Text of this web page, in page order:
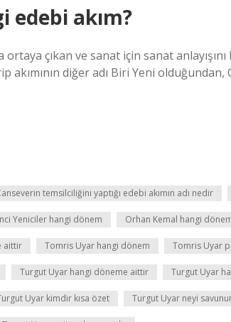
edebi akım?
ortaya çıkan ve sanat için sanat
akımının diğer adı Biri Yeni
temsilciliğini yaptığı edebi akımın adı nedir
Yeniciler hangi dönem Orhan Kemal hangi
aittir Tomris Uyar hangi dönem Tomris Uyar
Turgut Uyar hangi döneme aittir Turgut Uyar
Uyar kimdir kısa özet Turgut Uyar neyi